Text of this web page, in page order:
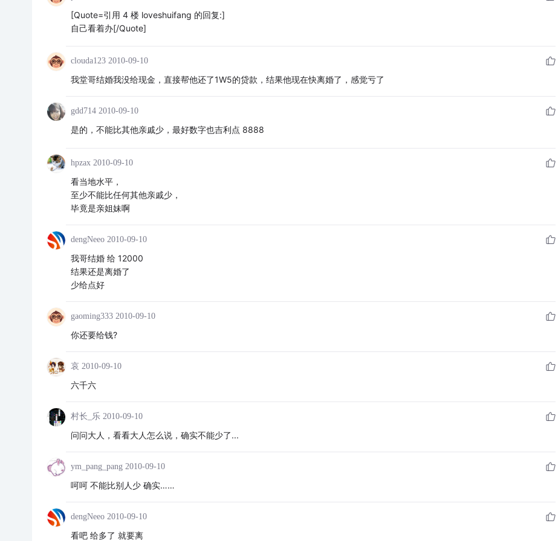
[Quote=引用 4 楼 loveshuifang 的回复:]
自己看着办[/Quote]
clouda123 2010-09-10
我堂哥结婚我没给现金，直接帮他还了1W5的贷款，结果他现在快离婚了，感觉亏了
gdd714 2010-09-10
是的，不能比其他亲戚少，最好数字也吉利点 8888
hpzax 2010-09-10
看当地水平，
至少不能比任何其他亲戚少，
毕竟是亲姐妹啊
dengNeeo 2010-09-10
我哥结婚 给 12000
结果还是离婚了
少给点好
gaoming333 2010-09-10
你还要给钱?
哀 2010-09-10
六千六
村长_乐 2010-09-10
问问大人，看看大人怎么说，确实不能少了...
ym_pang_pang 2010-09-10
呵呵 不能比别人少 确实……
dengNeeo 2010-09-10
看吧 给多了 就要离